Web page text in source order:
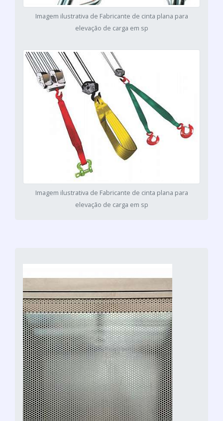
Imagem ilustrativa de Fabricante de cinta plana para
elevação de carga em sp
Imagem ilustrativa de Fabricante de cinta plana para
elevação de carga em sp